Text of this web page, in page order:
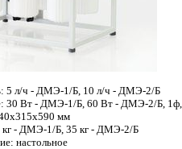
5 л/ч - ДМЭ-1/Б, 10 л/ч - ДМЭ-2/Б
30 Вт - ДМЭ-1/Б, 60 Вт - ДМЭ-2/Б,
мм
кг - ДМЭ-1/Б, 35 кг - ДМЭ-2/Б
настольное